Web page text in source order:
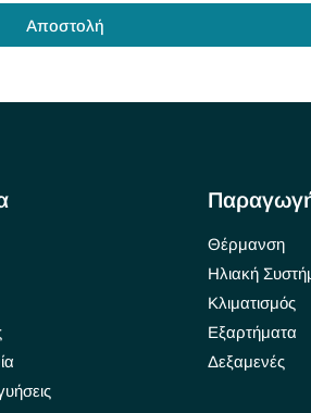
Αποστολή
Θέρμανση
Ηλιακή
Κλιματισμός
Εξαρτήματα
Δεξαμενές